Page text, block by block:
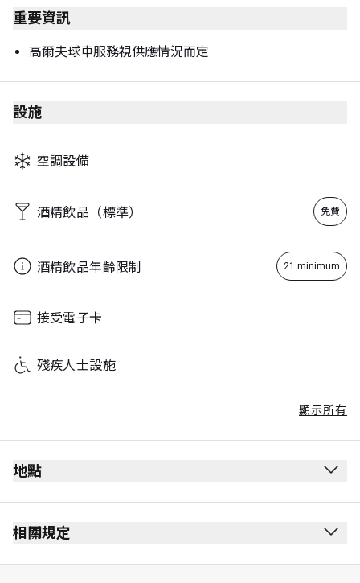
Tuesday
Wednesday
Friday
Sunday
重要資訊
高爾夫球車服務視供應情況而定
設施
空調設備
酒精飲品（標準） 免費
酒精飲品年齡限制 21 minimum
接受電子卡
殘疾人士設施
顯示所有
地點
離境候機室
通過安全檢查後
相關規定
禁止吸煙（包括電子煙）